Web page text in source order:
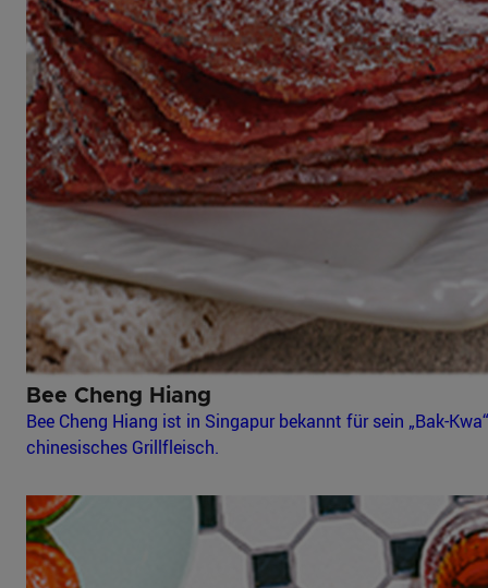
Bee Cheng Hiang
Bee Cheng Hiang ist in Singapur bekannt für sein „Bak-
chinesisches Grillfleisch.